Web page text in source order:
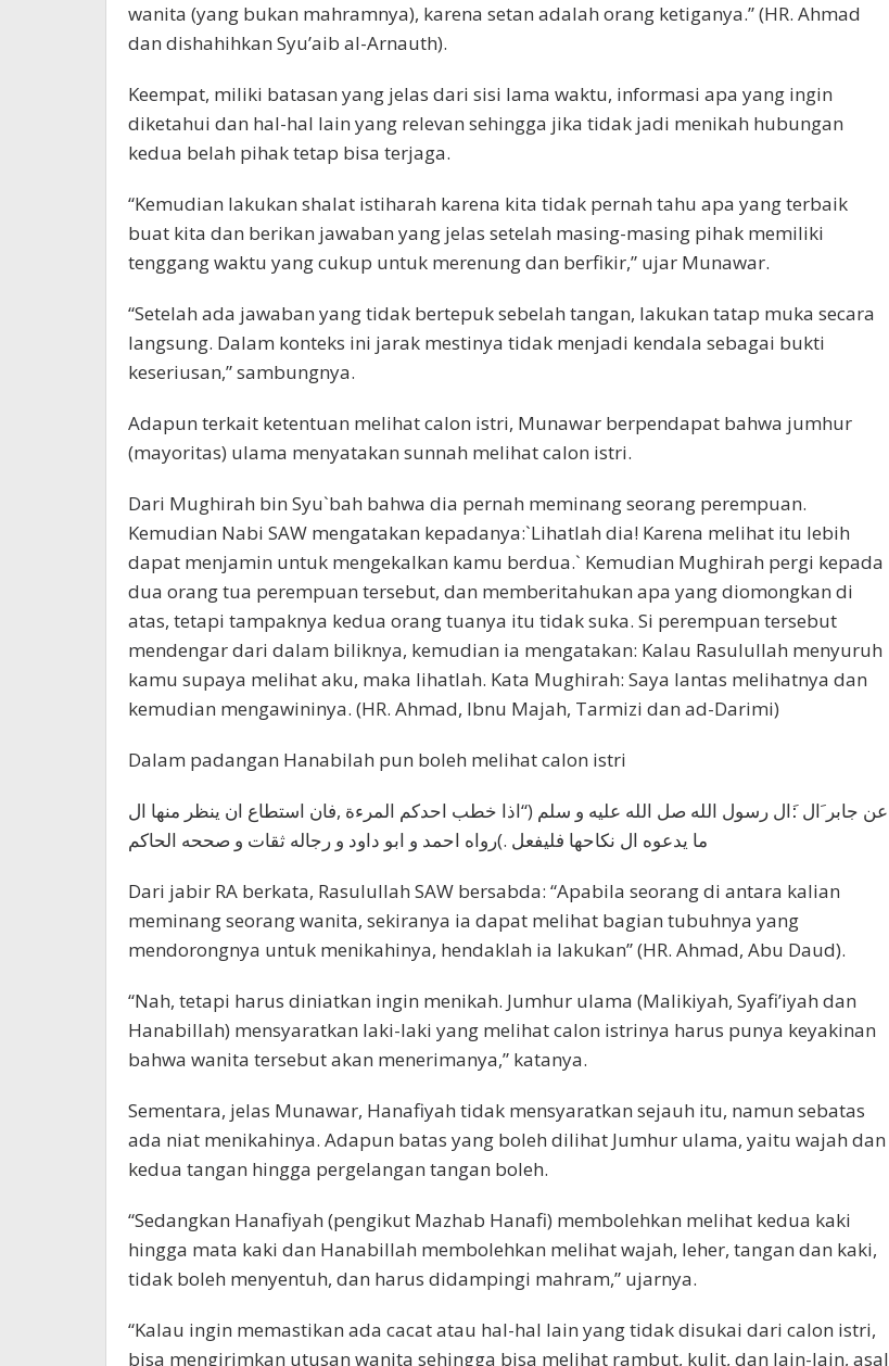
wanita (yang bukan mahramnya), karena setan adalah orang ketiganya.” (HR. Ahmad
dan dishahihkan Syu’aib al-Arnauth).
Keempat, miliki batasan yang jelas dari sisi lama waktu, informasi apa yang ingin
diketahui dan hal-hal lain yang relevan sehingga jika tidak jadi menikah hubungan
kedua belah pihak tetap bisa terjaga.
“Kemudian lakukan shalat istiharah karena kita tidak pernah tahu apa yang terbaik
buat kita dan berikan jawaban yang jelas setelah masing-masing pihak memiliki
tenggang waktu yang cukup untuk merenung dan berfikir,” ujar Munawar.
“Setelah ada jawaban yang tidak bertepuk sebelah tangan, lakukan tatap muka secara
langsung. Dalam konteks ini jarak mestinya tidak menjadi kendala sebagai bukti
keseriusan,” sambungnya.
Adapun terkait ketentuan melihat calon istri, Munawar berpendapat bahwa jumhur
(mayoritas) ulama menyatakan sunnah melihat calon istri.
Dari Mughirah bin Syu`bah bahwa dia pernah meminang seorang perempuan.
Kemudian Nabi SAW mengatakan kepadanya:`Lihatlah dia! Karena melihat itu lebih
dapat menjamin untuk mengekalkan kamu berdua.` Kemudian Mughirah pergi kepada
dua orang tua perempuan tersebut, dan memberitahukan apa yang diomongkan di
atas, tetapi tampaknya kedua orang tuanya itu tidak suka. Si perempuan tersebut
mendengar dari dalam biliknya, kemudian ia mengatakan: Kalau Rasulullah menyuruh
kamu supaya melihat aku, maka lihatlah. Kata Mughirah: Saya lantas melihatnya dan
kemudian mengawininya. (HR. Ahmad, Ibnu Majah, Tarmizi dan ad-Darimi)
Dalam padangan Hanabilah pun boleh melihat calon istri
عن جابر َال :َال رسول الله صل الله عليه و سلم (“اذا خطب احدكم المرءة ,فان استطاع ان ينظر منها ال
ما يدعوه ال نكاحها فليفعل .)رواه احمد و ابو داود و رجاله ثقات و صححه الحاكم
Dari jabir RA berkata, Rasulullah SAW bersabda: “Apabila seorang di antara kalian
meminang seorang wanita, sekiranya ia dapat melihat bagian tubuhnya yang
mendorongnya untuk menikahinya, hendaklah ia lakukan” (HR. Ahmad, Abu Daud).
“Nah, tetapi harus diniatkan ingin menikah. Jumhur ulama (Malikiyah, Syafi’iyah dan
Hanabillah) mensyaratkan laki-laki yang melihat calon istrinya harus punya keyakinan
bahwa wanita tersebut akan menerimanya,” katanya.
Sementara, jelas Munawar, Hanafiyah tidak mensyaratkan sejauh itu, namun sebatas
ada niat menikahinya. Adapun batas yang boleh dilihat Jumhur ulama, yaitu wajah dan
kedua tangan hingga pergelangan tangan boleh.
“Sedangkan Hanafiyah (pengikut Mazhab Hanafi) membolehkan melihat kedua kaki
hingga mata kaki dan Hanabillah membolehkan melihat wajah, leher, tangan dan kaki,
tidak boleh menyentuh, dan harus didampingi mahram,” ujarnya.
“Kalau ingin memastikan ada cacat atau hal-hal lain yang tidak disukai dari calon istri,
bisa mengirimkan utusan wanita sehingga bisa melihat rambut, kulit, dan lain-lain, asal